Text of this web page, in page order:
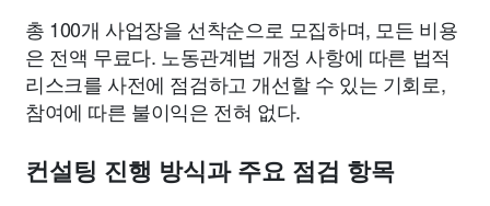
총 100개 사업장을 선착순으로 모집하며, 모든 비용
은 전액 무료다. 노동관계법 개정 사항에 따른 법적
리스크를 사전에 점검하고 개선할 수 있는 기회로,
참여에 따른 불이익은 전혀 없다.
컨설팅 진행 방식과 주요 점검 항목